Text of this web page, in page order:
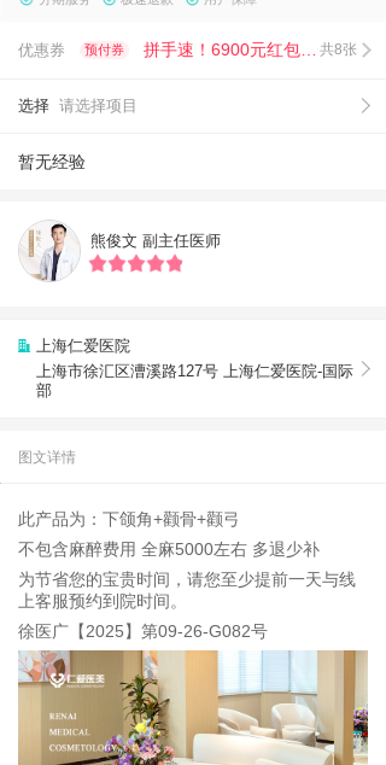
优惠券 预付券 共8张
选择 请选择项目
暂无经验
熊俊文 副主任医师
上海仁爱医院
上海市徐汇区漕溪路127号 上海仁爱医院-国际
部
图文详情